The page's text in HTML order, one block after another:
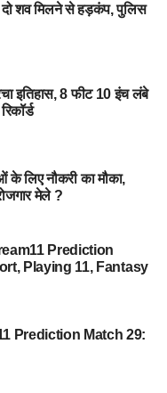
शव मिलने से हड़कंप, पुलिस
इतिहास, 8 फीट 10 इंच लंबे
के लिए नौकरी का मौका,
मेले ?
Prediction
Playing 11, Fantasy
Prediction Match 29: